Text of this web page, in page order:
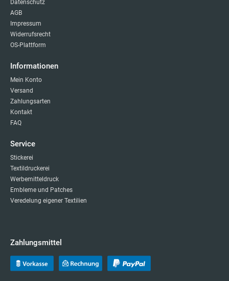
Datenschutz
AGB
Impressum
Widerrufsrecht
OS-Plattform
Informationen
Mein Konto
Versand
Zahlungsarten
Kontakt
FAQ
Service
Stickerei
Textildruckerei
Werbemitteldruck
Embleme und Patches
Veredelung eigener Textilien
Zahlungsmittel